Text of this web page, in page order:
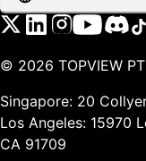
© 2026 TOPVIEW
Singapore: 20
Los Angeles: 15970
CA 91709